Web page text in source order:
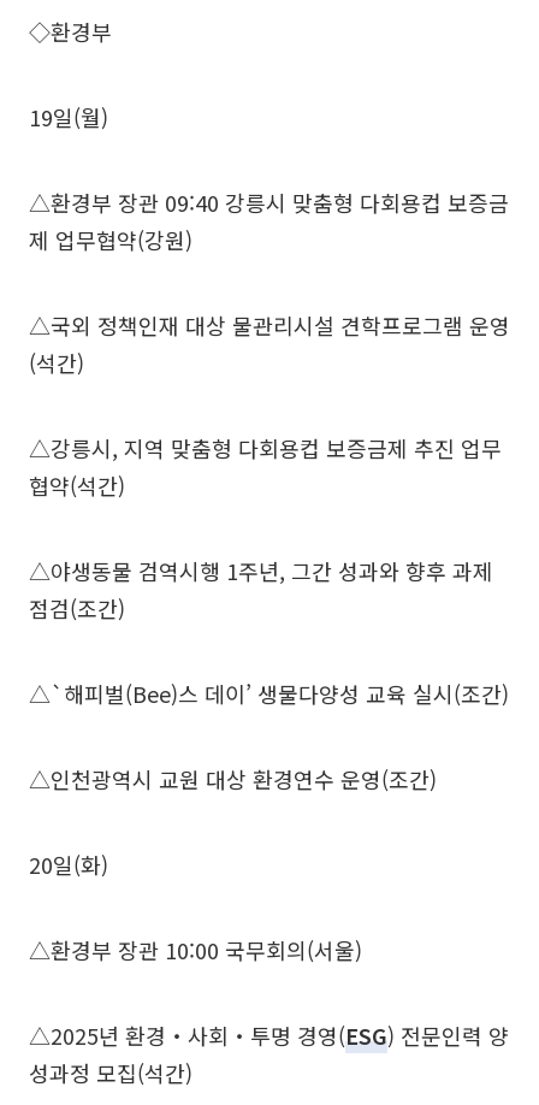
◇환경부
19일(월)
△환경부 장관 09:40 강릉시 맞춤형 다회용컵 보증금
제 업무협약(강원)
△국외 정책인재 대상 물관리시설 견학프로그램 운영
(석간)
△강릉시, 지역 맞춤형 다회용컵 보증금제 추진 업무
협약(석간)
△야생동물 검역시행 1주년, 그간 성과와 향후 과제
점검(조간)
△`해피벌(Bee)스 데이’ 생물다양성 교육 실시(조간)
△인천광역시 교원 대상 환경연수 운영(조간)
20일(화)
△환경부 장관 10:00 국무회의(서울)
△2025년 환경‧사회‧투명 경영(ESG) 전문인력 양
성과정 모집(석간)